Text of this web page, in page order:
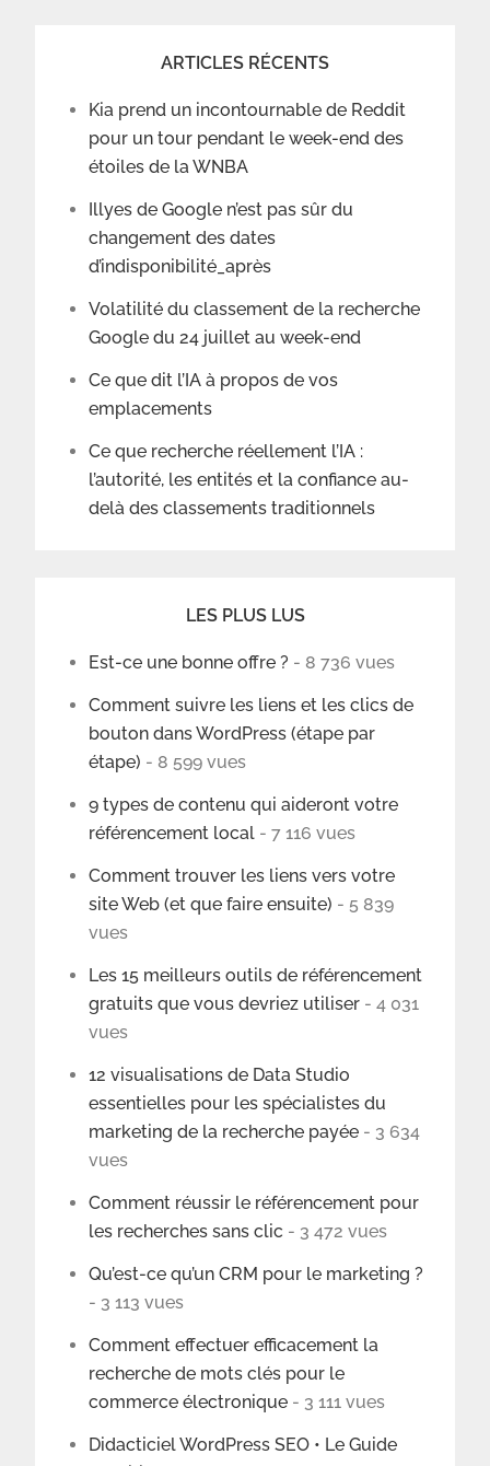
ARTICLES RÉCENTS
Kia prend un incontournable de Reddit
pour un tour pendant le week-end des
étoiles de la WNBA
Illyes de Google n’est pas sûr du
changement des dates
d’indisponibilité_après
Volatilité du classement de la recherche
Google du 24 juillet au week-end
Ce que dit l’IA à propos de vos
emplacements
Ce que recherche réellement l’IA :
l’autorité, les entités et la confiance au-
delà des classements traditionnels
LES PLUS LUS
Est-ce une bonne offre ? - 8 736 vues
Comment suivre les liens et les clics de
bouton dans WordPress (étape par
étape) - 8 599 vues
9 types de contenu qui aideront votre
référencement local - 7 116 vues
Comment trouver les liens vers votre
site Web (et que faire ensuite) - 5 839
vues
Les 15 meilleurs outils de référencement
gratuits que vous devriez utiliser - 4 031
vues
12 visualisations de Data Studio
essentielles pour les spécialistes du
marketing de la recherche payée - 3 634
vues
Comment réussir le référencement pour
les recherches sans clic - 3 472 vues
Qu’est-ce qu’un CRM pour le marketing ?
- 3 113 vues
Comment effectuer efficacement la
recherche de mots clés pour le
commerce électronique - 3 111 vues
Didacticiel WordPress SEO • Le Guide